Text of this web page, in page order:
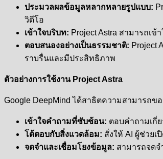
ประมวลผลข้อมูลหลากหลายรูปแบบ:
วิดีโอ
เข้าใจบริบท: Project Astra สามารถเ
ตอบสนองอย่างเป็นธรรมชาติ: Project
ราบรื่นและมีประสิทธิภาพ
ตัวอย่างการใช้งาน Project Astra
Google DeepMind ได้สาธิตความสามารถข
เข้าใจคำถามที่ซับซ้อน: ตอบคำถามเกี่
โต้ตอบกับสิ่งแวดล้อม: สั่งให้ AI ผู้ช่วย
จดจำและเชื่อมโยงข้อมูล: สามารถจด